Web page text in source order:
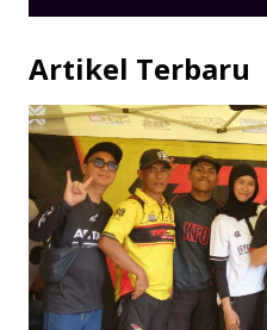
Artikel Terbaru